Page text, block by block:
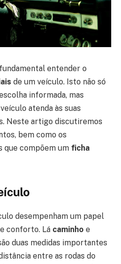
entender o
de um veículo. Isto não só
informada, mas
atenda às suas
Neste artigo discutiremos
bem como os
que compõem um ficha
desempenham um papel
conforto. Lá caminho e
duas medidas importantes
entre as rodas do